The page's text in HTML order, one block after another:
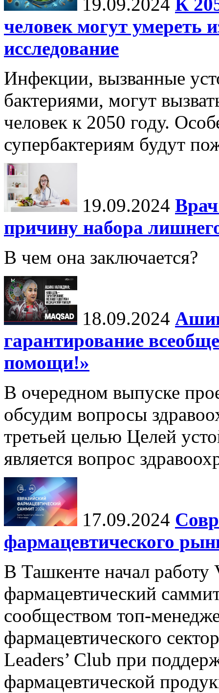
19.09.2024 К
человек могут умереть
исследование
Инфекции, вызванные
бактериями, могут
человек к 2050 году.
супербактериям будут
19.09.2024
причину набора
В чем она заключается?
18.09.2024
гарантирование
помощи!»
В очередном выпуске
обсудим вопросы
третьей целью Целей
является вопрос
17.09.2024
фармацевтического
В Ташкенте начал работу
фармацевтический
сообществом топ-
фармацевтического
Leaders’ Club при
фармацевтической